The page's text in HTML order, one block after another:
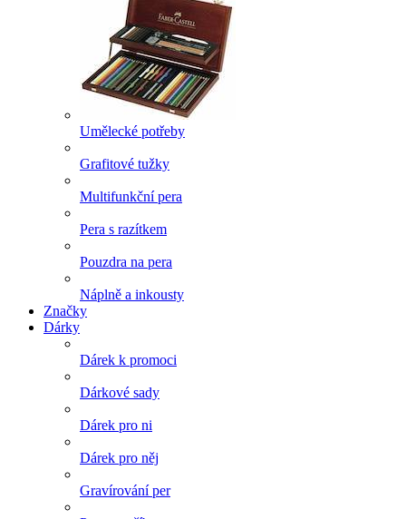
Umělecké potřeby
Grafitové tužky
Multifunkční pera
Pera s razítkem
Pouzdra na pera
Náplně a inkousty
Značky
Dárky
Dárek k promoci
Dárkové sady
Dárek pro ni
Dárek pro něj
Gravírování per